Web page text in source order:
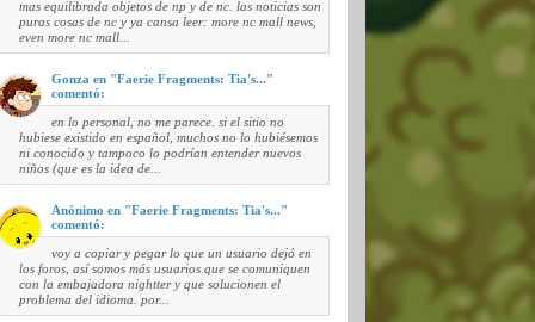
mas equilibrada objetos de np y de nc. las noticias son
puras cosas de nc y ya cansa leer: more nc mall news,
even more nc mall...
Gonza en "Faerie Fragments: Tia's..."
comentó:
en lo personal, no me parece. si el sitio no
hubiese existido en español, muchos no lo hubiésemos
ni conocido y tampoco lo podrían entender nuevos
niños (que es la idea de...
Anónimo en "Faerie Fragments: Tia's..."
comentó:
voy a copiar y pegar lo que un usuario dejó en
los foros, así somos más usuarios que se comuniquen
con la embajadora nightter y que solucionen el
problema del idioma. por...